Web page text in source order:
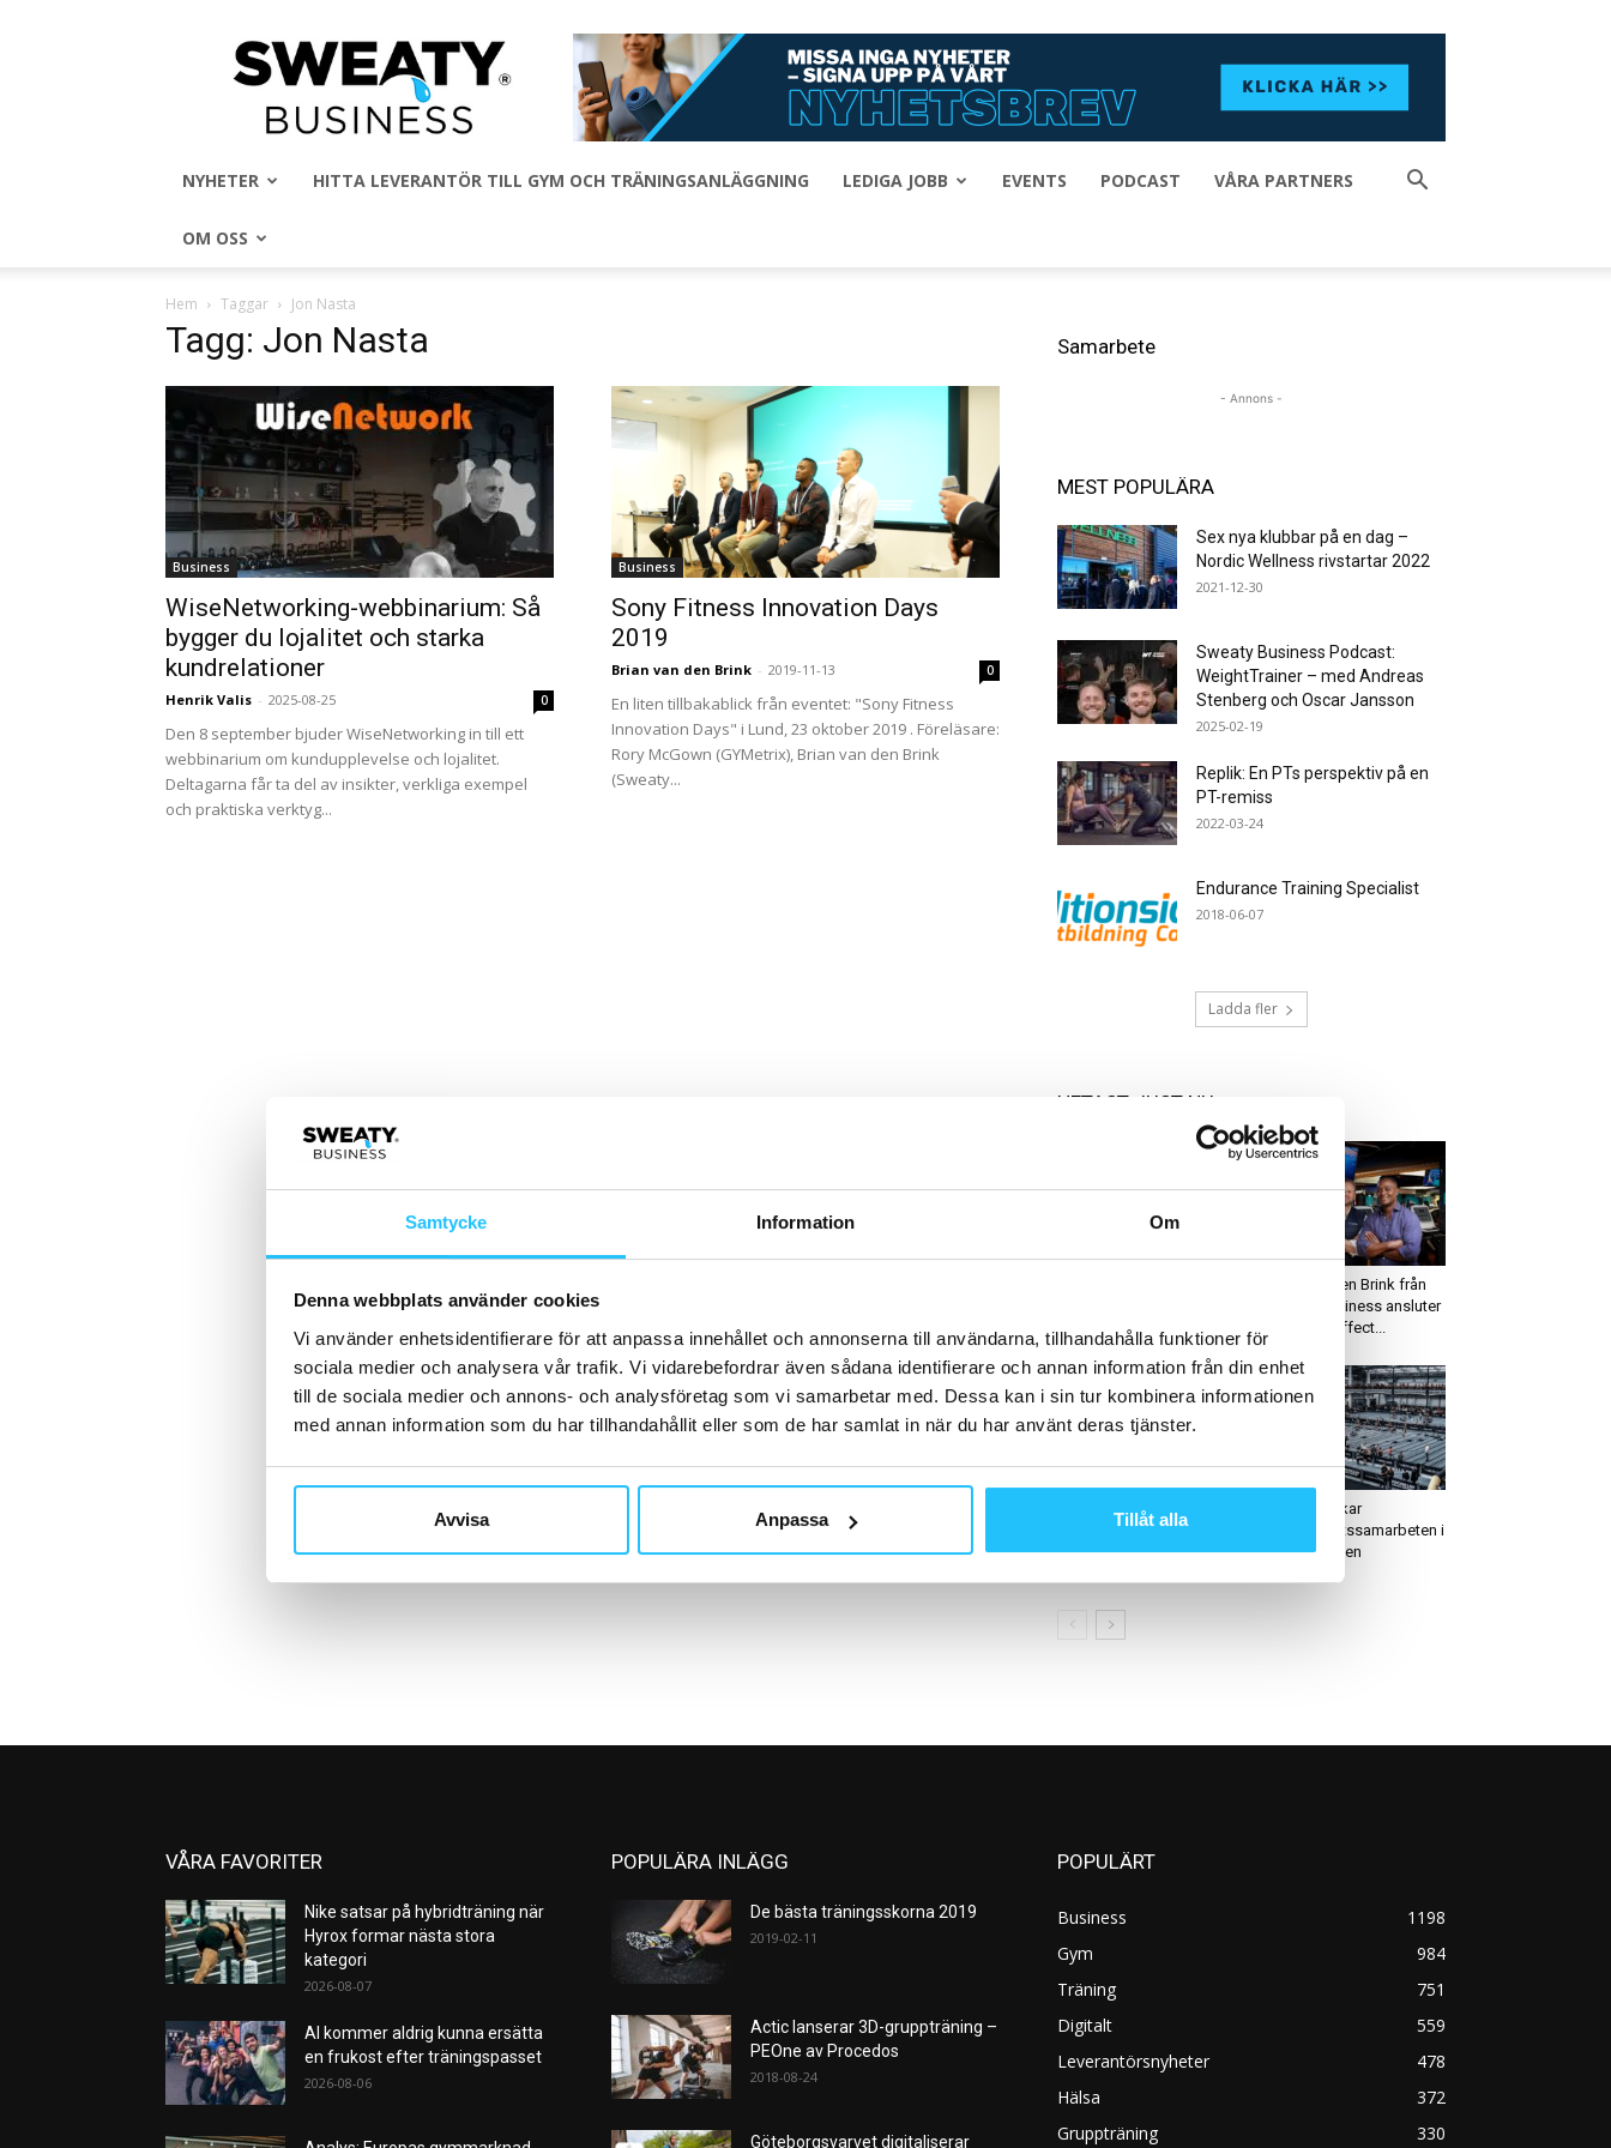
Samtycke Information Om
Denna webbplats använder cookies
Vi använder enhetsidentifierare för att anpassa innehållet och annonserna till användarna, tillhandahålla funktioner för
sociala medier och analysera vår trafik. Vi vidarebefordrar även sådana identifierare och annan information från din enhet
till de sociala medier och annons- och analysföretag som vi samarbetar med. Dessa kan i sin tur kombinera informationen
med annan information som du har tillhandahållit eller som de har samlat in när du har använt deras tjänster.
Avvisa Anpassa Tillåt alla
Sweaty
Business
NYHETER HITTA LEVERANTÖR TILL GYM OCH TRÄNINGSANLÄGGNING LEDIGA JOBB EVENTS PODCAST VÅRA PARTNERS
OM OSS
Hem Taggar Jon Nasta
Tagg: Jon Nasta
Business
WiseNetworking-webbinarium: Så
bygger du lojalitet och starka
kundrelationer
Henrik Valis - 2025-08-25 0
Den 8 september bjuder WiseNetworking in till ett
webbinarium om kundupplevelse och lojalitet.
Deltagarna får ta del av insikter, verkliga exempel
och praktiska verktyg...
Business
Sony Fitness Innovation Days
2019
Brian van den Brink - 2019-11-13 0
En liten tillbakablick från eventet: "Sony Fitness
Innovation Days" i Lund, 23 oktober 2019 . Föreläsare:
Rory McGown (GYMetrix), Brian van den Brink
(Sweaty...
Samarbete
- Annons -
MEST POPULÄRA
Sex nya klubbar på en dag –
Nordic Wellness rivstartar 2022
2021-12-30
Sweaty Business Podcast:
WeightTrainer – med Andreas
Stenberg och Oscar Jansson
2025-02-19
Replik: En PTs perspektiv på en
PT-remiss
2022-03-24
Endurance Training Specialist
2018-06-07
Ladda fler
HETAST JUST NU
Business
semestern
Business
Brian van den Brink från
Sweaty Business ansluter
till Nenda Effect...
Medley satsar på
teknikplattformen
Motosumo för att
HYROX utökar
välgörenhetssamarbeten i
Storbritannien
VÅRA FAVORITER
Nike satsar på hybridträning när
Hyrox formar nästa stora
kategori
2026-08-07
AI kommer aldrig kunna ersätta
en frukost efter träningspasset
2026-08-06
POPULÄRA INLÄGG
De bästa träningsskorna 2019
2019-02-11
Actic lanserar 3D-gruppträning –
PEOne av Procedos
2018-08-24
Göteborgsvarvet digitaliserar
POPULÄRT
Business
1198
Gym
984
Träning
751
Digitalt
559
Leverantörsnyheter
478
Hälsa
372
Gruppträning
330